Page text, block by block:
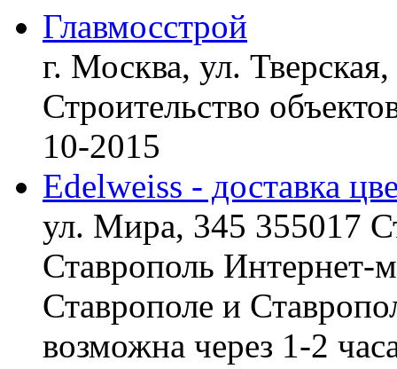
Главмосстрой
г. Москва, ул.
Строительство
10-2015
Edelweiss - доставка
ул. Мира, 345 355017
Ставрополь Интернет-
Ставрополе и
возможна через 1-2